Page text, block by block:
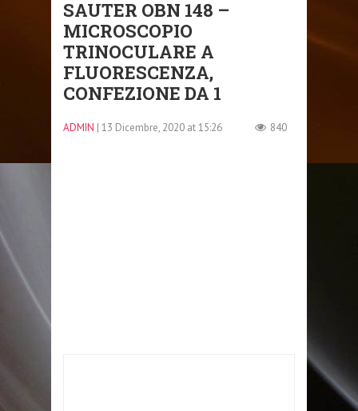
SAUTER OBN 148 –
MICROSCOPIO
TRINOCULARE A
FLUORESCENZA,
CONFEZIONE DA 1
ADMIN | 13 Dicembre, 2020 at 15:26 840